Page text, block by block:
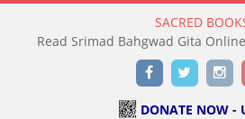
SACRED
Read Srimad Bahgwad Gita
FacebookTwitter
DONATE NOW -